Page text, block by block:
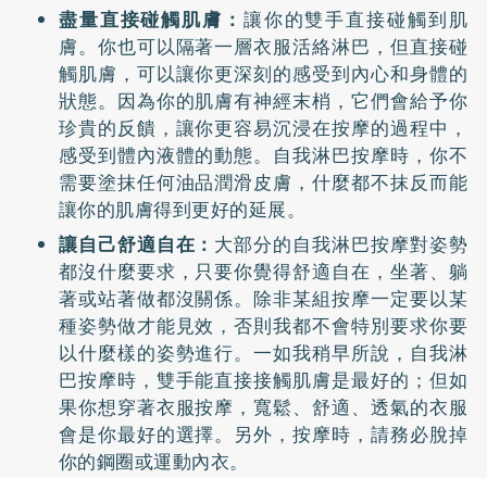
盡量直接碰觸肌膚： 讓你的雙手直接碰觸到肌
膚。你也可以隔著一層衣服活絡淋巴，但直接碰
觸肌膚，可以讓你更深刻的感受到內心和身體的
狀態。因為你的肌膚有神經末梢，它們會給予你
珍貴的反饋，讓你更容易沉浸在按摩的過程中，
感受到體內液體的動態。自我淋巴按摩時，你不
需要塗抹任何油品潤滑皮膚，什麼都不抹反而能
讓你的肌膚得到更好的延展。
讓自己舒適自在： 大部分的自我淋巴按摩對姿勢
都沒什麼要求，只要你覺得舒適自在，坐著、躺
著或站著做都沒關係。除非某組按摩一定要以某
種姿勢做才能見效，否則我都不會特別要求你要
以什麼樣的姿勢進行。一如我稍早所說，自我淋
巴按摩時，雙手能直接接觸肌膚是最好的；但如
果你想穿著衣服按摩，寬鬆、舒適、透氣的衣服
會是你最好的選擇。另外，按摩時，請務必脫掉
你的鋼圈或運動內衣。